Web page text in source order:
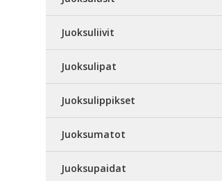
Juoksuliivit
Juoksulipat
Juoksulippikset
Juoksumatot
Juoksupaidat